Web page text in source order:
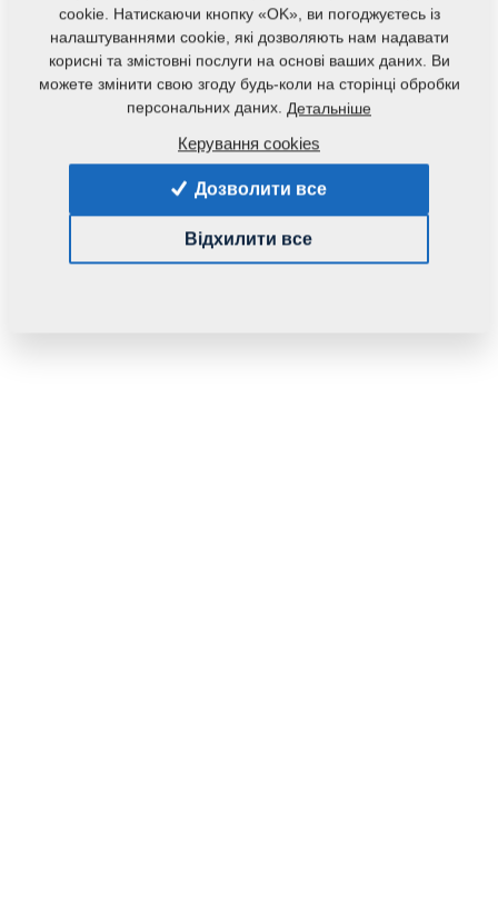
cookie. Натискаючи кнопку «OK», ви погоджуєтесь із
налаштуваннями cookie, які дозволяють нам надавати
корисні та змістовні послуги на основі ваших даних. Ви
можете змінити свою згоду будь-коли на сторінці обробки
персональних даних. Детальніше
Керування cookies
Дозволити все
Відхилити все